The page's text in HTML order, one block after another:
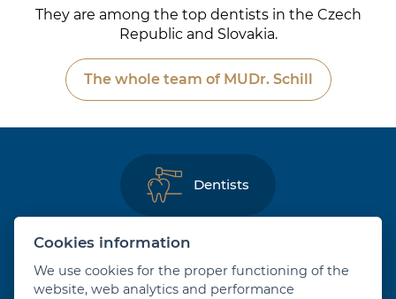
They are among the top dentists in the Czech
Republic and Slovakia.
The whole team of MUDr. Schill
Dentists
Dental hygienists
Cookies information
We use cookies for the proper functioning of the
website, web analytics and performance